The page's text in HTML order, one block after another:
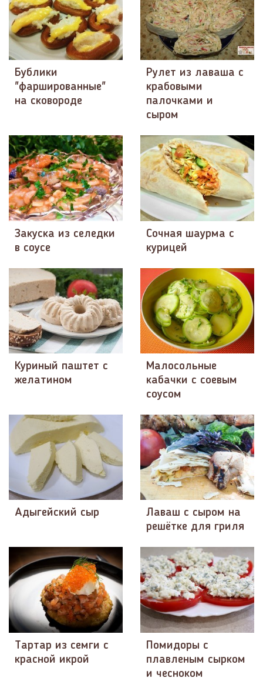
Бублики
"фаршированные"
на сковороде
Рулет из лаваша с
крабовыми
палочками и
сыром
Закуска из селедки
в соусе
Сочная шаурма с
курицей
Куриный паштет с
желатином
Малосольные
кабачки с соевым
соусом
Адыгейский сыр
Лаваш с сыром на
решётке для гриля
Тартар из семги с
красной икрой
Помидоры с
плавленым сырком
и чесноком